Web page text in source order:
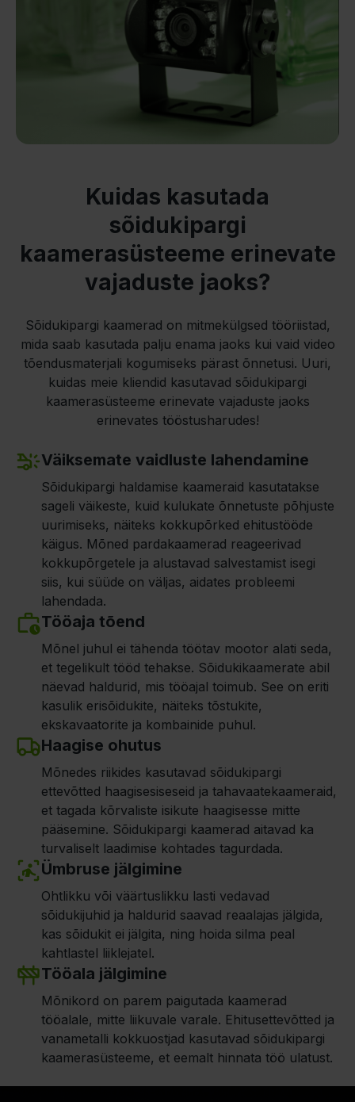
Kuidas kasutada
sõidukipargi
kaamerasüsteeme erinevate
vajaduste jaoks?
Sõidukipargi kaamerad on mitmekülgsed tööriistad,
mida saab kasutada palju enama jaoks kui vaid video
tõendusmaterjali kogumiseks pärast õnnetusi. Uuri,
kuidas meie kliendid kasutavad sõidukipargi
kaamerasüsteeme erinevate vajaduste jaoks
erinevates tööstusharudes!
Väiksemate vaidluste lahendamine
Sõidukipargi haldamise kaameraid kasutatakse
sageli väikeste, kuid kulukate õnnetuste põhjuste
uurimiseks, näiteks kokkupõrked ehitustööde
käigus. Mõned pardakaamerad reageerivad
kokkupõrgetele ja alustavad salvestamist isegi
siis, kui süüde on väljas, aidates probleemi
lahendada.
Tööaja tõend
Mõnel juhul ei tähenda töötav mootor alati seda,
et tegelikult tööd tehakse. Sõidukikaamerate abil
näevad haldurid, mis tööajal toimub. See on eriti
kasulik erisõidukite, näiteks tõstukite,
ekskavaatorite ja kombainide puhul.
Haagise ohutus
Mõnedes riikides kasutavad sõidukipargi
ettevõtted haagisesiseseid ja tahavaatekaameraid,
et tagada kõrvaliste isikute haagisesse mitte
pääsemine. Sõidukipargi kaamerad aitavad ka
turvaliselt laadimise kohtades tagurdada.
Ümbruse jälgimine
Ohtlikku või väärtuslikku lasti vedavad
sõidukijuhid ja haldurid saavad reaalajas jälgida,
kas sõidukit ei jälgita, ning hoida silma peal
kahtlastel liiklejatel.
Tööala jälgimine
Mõnikord on parem paigutada kaamerad
tööalale, mitte liikuvale varale. Ehitusettevõtted ja
vanametalli kokkuostjad kasutavad sõidukipargi
kaamerasüsteeme, et eemalt hinnata töö ulatust.